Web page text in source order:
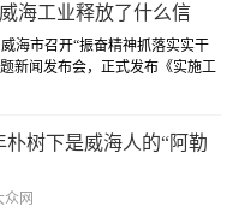
海工业释放了什么信
海市召开“振奋精神抓落实实干
新闻发布会，正式发布《实施工
面前。[详细]
树下是威海人的“阿勒
众网